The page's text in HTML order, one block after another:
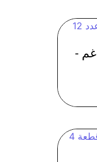
بسكت ليدي فنكر - 0759 وزن 200 غم -